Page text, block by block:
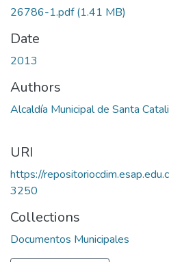
26786-1.pdf(1.41 MB)
Date
2013
Authors
Alcaldía Municipal de Santa
URI
https://
3250
Collections
Documentos Municipales